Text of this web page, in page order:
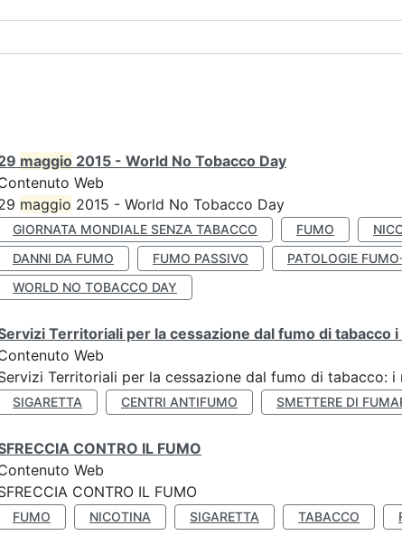
maggio 2015 - World No Tobacco Day
Web
maggio 2015 - World No Tobacco Day
GIORNATA MONDIALE SENZA TABACCO FUMO
DANNI DA FUMO
FUMO PASSIVO PATOLOGIE
WORLD NO TOBACCO DAY
Territoriali per la cessazione dal fumo di tabacco
Web
Territoriali per la cessazione dal fumo di tabacco:
SIGARETTA CENTRI ANTIFUMO SMETTERE DI
CONTRO IL FUMO
Web
CONTRO IL FUMO
FUMO NICOTINA SIGARETTA TABACCO